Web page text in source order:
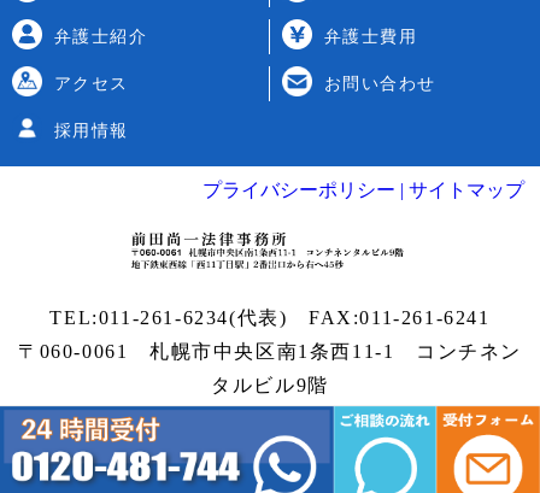
弁護士紹介 弁護士費用
アクセス お問い合わせ
採用情報
プライバシーポリシー | サイトマップ
TEL:011-261-6234(代表) FAX:011-261-6241
〒060-0061 札幌市中央区南1条西11-1
コンチネン
タルビル9階
Copyright札幌弁護士
| 前田尚一法律事務所 All
rights reserved.